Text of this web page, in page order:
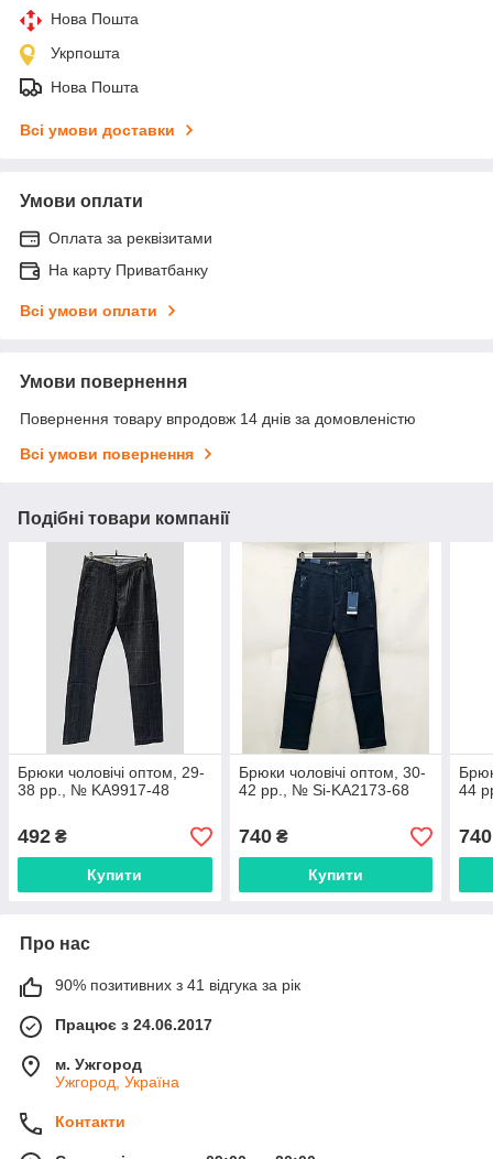
Нова Пошта
Укрпошта
Нова Пошта
Всі умови доставки
Умови оплати
Оплата за реквізитами
На карту Приватбанку
Всі умови оплати
Умови повернення
Повернення товару впродовж 14 днів за домовленістю
Всі умови повернення
Подібні товари компанії
Брюки чоловічі оптом, 29-
38 рр., № KA9917-48
492 ₴
Купити
Брюки чоловічі оптом, 30-
42 рр., № Si-KA2173-68
740₴
Купити
44
740
Про нас
90% позитивних з 41 відгука за рік
Працює з 24.06.2017
м. Ужгород
Ужгород, Україна
Контакти